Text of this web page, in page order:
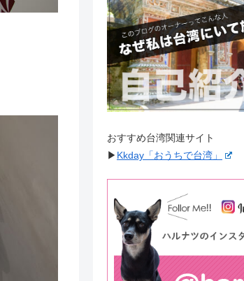
おすすめ台湾関連サイト
▶︎ Kkday「おうちで台湾」